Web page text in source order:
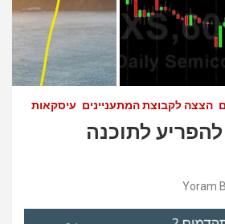
הצצה לקבוצת המתעניינים עיסקאות
לתוכנה
Yoram